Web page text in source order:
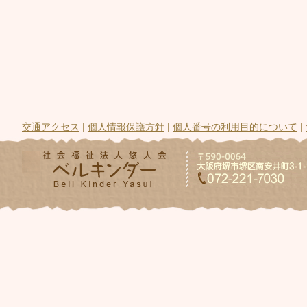
交通アクセス | 個人情報保護方針 | 個人番号の利用目的について |